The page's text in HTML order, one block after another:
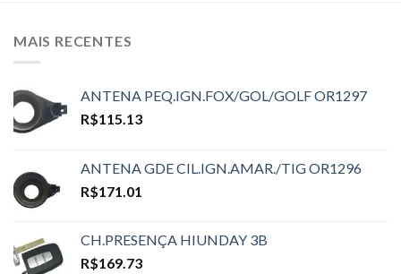
MAIS RECENTES
ANTENA PEQ.IGN.FOX/GOL/GOLF OR1297
R$115.13
ANTENA GDE CIL.IGN.AMAR./TIG OR1296
R$171.01
CH.PRESENÇA HIUNDAY 3B
R$169.73